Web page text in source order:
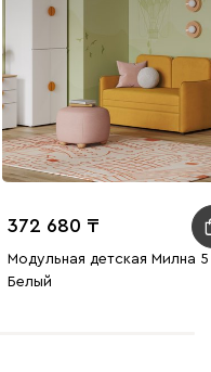
372 680
Модульная детская Милна 5
Белый